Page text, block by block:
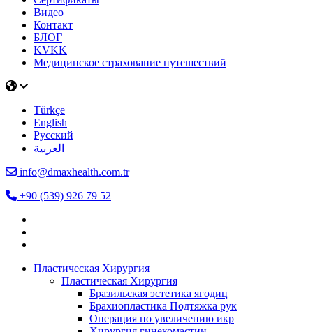
Видео
Контакт
БЛОГ
KVKK
Медицинское страхование путешествий
Türkçe
English
Русский
العربية
info@dmaxhealth.com.tr
+90 (539) 926 79 52
Пластическая Хирургия
Пластическая Хирургия
Бразильская эстетика ягодиц
Брахиопластика Подтяжка рук
Операция по увеличению икр